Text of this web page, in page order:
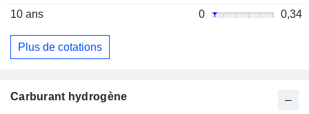
10 ans
0 0,34
Plus de cotations
Carburant hydrogène